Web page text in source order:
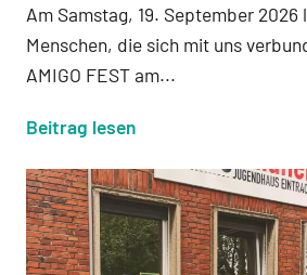
Am Samstag, 19. September
Menschen, die sich mit uns
AMIGO FEST am...
Beitrag lesen